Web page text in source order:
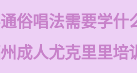
俗唱法需要学什
成人尤克里里培